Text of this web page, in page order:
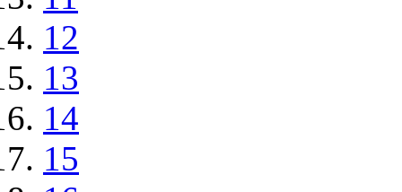
12
13
14
15